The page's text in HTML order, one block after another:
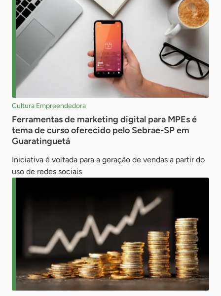
Cultura Empreendedora
Ferramentas de marketing digital para MPEs é
tema de curso oferecido pelo Sebrae-SP em
Guaratinguetá
Iniciativa é voltada para a geração de vendas a partir do
uso de redes sociais